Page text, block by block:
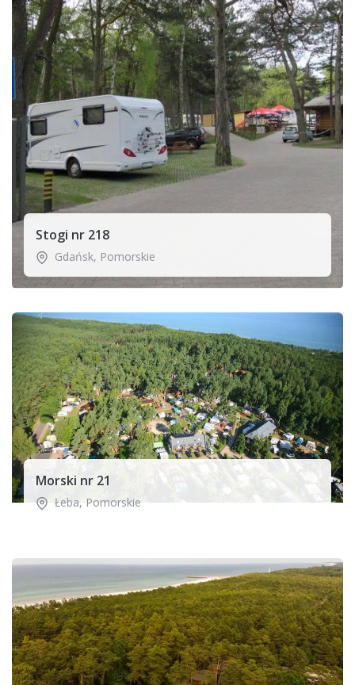
Stogi nr 218
Gdańsk, Pomorskie
Morski nr 21
Łeba, Pomorskie